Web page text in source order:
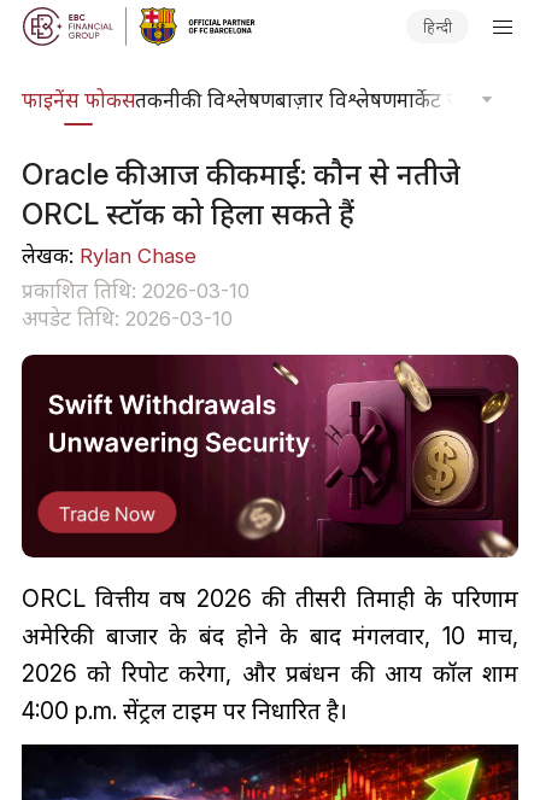
हिन्दी
फाइनेंस फोकसतकनीकी विश्लेषणबाज़ार विश्लेषणमार्केट जर्नलट्रेडिंग
Oracle की आज की कमाई: कौन से नतीजे
ORCL स्टॉक को हिला सकते हैं
लेखक: Rylan Chase
प्रकाशित तिथि: 2026-03-10
अपडेट तिथि: 2026-03-10
ORCL वित्तीय वर्ष 2026 की तीसरी तिमाही के परिणाम
अमेरिकी बाजार के बंद होने के बाद मंगलवार, 10 मार्च,
2026 को रिपोर्ट करेगा, और प्रबंधन की आय कॉल शाम
4:00 p.m. सेंट्रल टाइम पर निर्धारित है।